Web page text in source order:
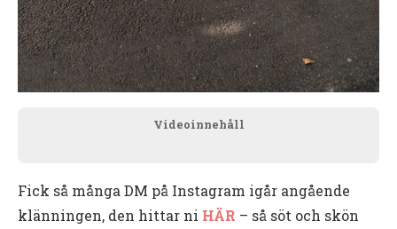
Videoinnehåll
Fick så många DM på Instagram igår angående
klänningen, den hittar ni HÄR – så söt och skön